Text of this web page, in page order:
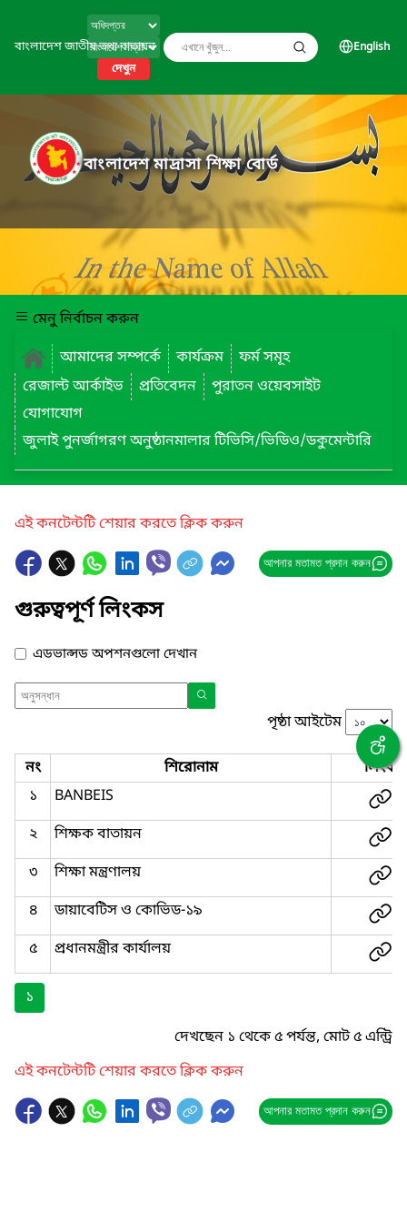
বাংলাদেশ জাতীয় তথ্য বাতায়ন
দেখুন
English
বাংলাদেশ মাদ্রাসা শিক্ষা বোর্ড
মেনু নির্বাচন করুন
আমাদের সম্পর্কে
কার্যক্রম
ফর্ম সমূহ
রেজাল্ট আর্কাইভ
প্রতিবেদন
পুরাতন ওয়েবসাইট
যোগাযোগ
জুলাই পুনর্জাগরণ অনুষ্ঠানমালার টিভিসি/ভিডিও/ডকুমেন্টারি
এই কনটেন্টটি শেয়ার করতে ক্লিক করুন
আপনার মতামত প্রদান করুন
গুরুত্বপূর্ণ লিংকস
এডভান্সড অপশনগুলো দেখান
পৃষ্ঠা আইটেম
নং শিরোনাম
লিংক
১
BANBEIS
২
শিক্ষক বাতায়ন
৩
শিক্ষা মন্ত্রণালয়
৪
ডায়াবেটিস ও কোভিড-১৯
৫
প্রধানমন্ত্রীর কার্যালয়
১
দেখছেন ১ থেকে ৫ পর্যন্ত, মোট ৫ এন্ট্রি
এই কনটেন্টটি শেয়ার করতে ক্লিক করুন
আপনার মতামত প্রদান করুন